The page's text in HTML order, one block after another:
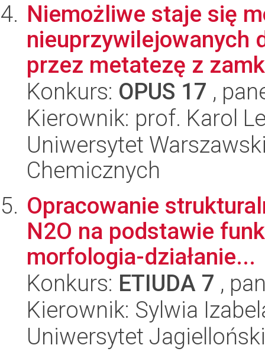
Niemożliwe staje się
nieuprzywilejowanych
przez metatezę z
Konkurs: OPUS 17 ,
Kierownik: prof. Karol
Uniwersytet
Chemicznych
Opracowanie
N2O na podstawie
morfologia-działanie...
Konkurs: ETIUDA 7 ,
Kierownik: Sylwia
Uniwersytet